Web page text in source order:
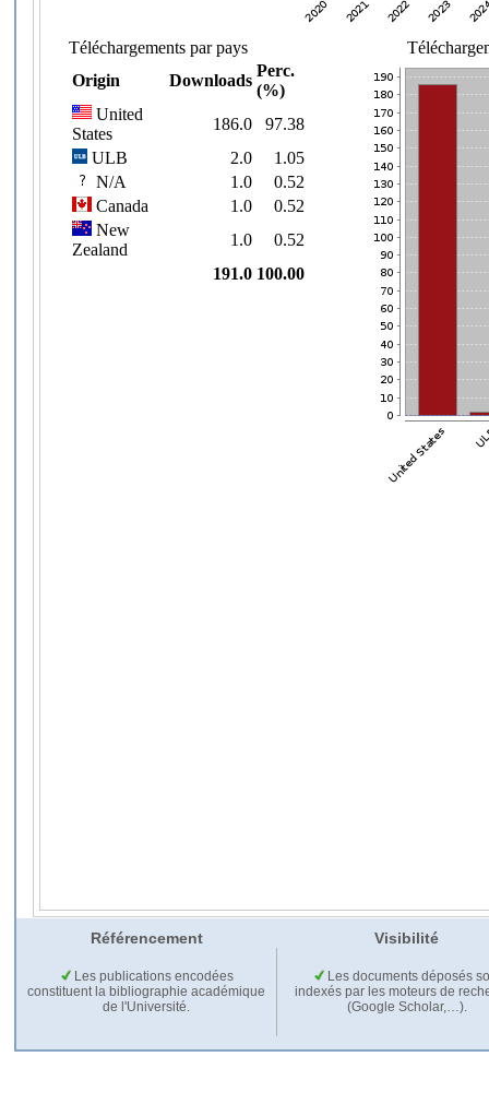
Référencement Visibilité
Les publications encodées
constituent la bibliographie académique
de l'Université.
Les documents déposés
indexés par les moteurs de
(Google Scholar,…).